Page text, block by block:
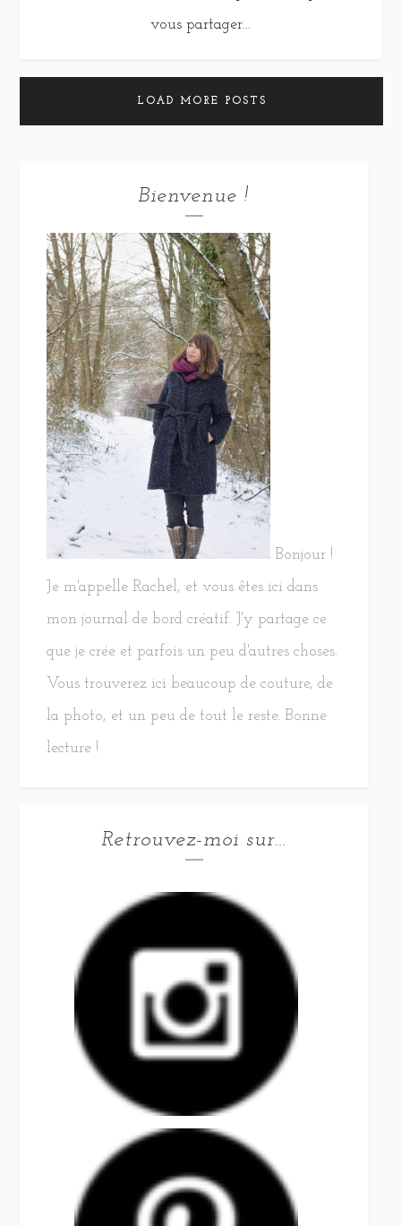
vous partager...
LOAD MORE POSTS
Bienvenue !
Bonjour !
Je m'appelle Rachel, et vous êtes ici dans
mon journal de bord créatif. J'y partage ce
que je crée et parfois un peu d'autres choses.
Vous trouverez ici beaucoup de couture, de
la photo, et un peu de tout le reste. Bonne
lecture !
Retrouvez-moi sur…